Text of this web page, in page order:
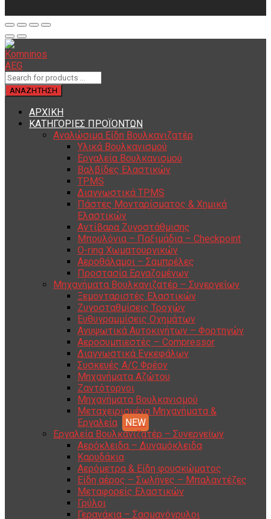
ΑΡΧΙΚΗ
ΚΑΤΗΓΟΡΙΕΣ ΠΡΟΪΟΝΤΩΝ
Αναλώσιμα Είδη Βουλκανιζατέρ
Υλικά Βουλκανισμού
Εργαλεία Βουλκανισμού
Βαλβίδες Ελαστικών
TPMS
Διαγνωστικά TPMS
Πάστες Μονταρίσματος & Χημικά
Ελαστικών
Αντίβαρα Ζυγοστάθμισης
Μπουλόνια – Παξιμάδια – Checkpoint
O-ring Χωματουργικών
Αεροθάλαμοι – Σαμπρέλες
Προστασία Εργαζομένων
Μηχανήματα Βουλκανιζατέρ – Συνεργείων
Ξεμονταριστές Ελαστικών
Ζυγοσταθμίσεις Τροχών
Ευθυγραμμίσεις Οχημάτων
Ανυψωτικά Αυτοκινήτων – Φορτηγών
Αεροσυμπιεστές – Compressor
Διαγνωστικά Εγκεφάλων
Συσκευές A/C Φρέον
Μηχανήματα Αζώτου
Ζαντότορνοι
Μηχανήματα Βουλκανισμού
Μεταχειρισμένα Μηχανήματα &
Εργαλεία
Εργαλεία Βουλκανιζατέρ – Συνεργείων
Αερόκλειδα – Δυναμόκλειδα
Καρυδάκια
Αερόμετρα & Είδη φουσκώματος
Είδη αέρος – Σωλήνες – Μπαλαντέζες
Μεταφορείς Ελαστικών
Γρύλοι
Γερανάκια – Σασμανόγρυλοι